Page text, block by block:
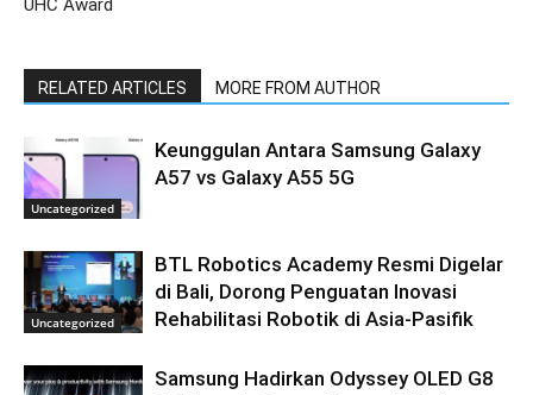
UHC Award
RELATED ARTICLES MORE FROM AUTHOR
Uncategorized
Keunggulan Antara Samsung Galaxy
A57 vs Galaxy A55 5G
Uncategorized
BTL Robotics Academy Resmi Digelar
di Bali, Dorong Penguatan Inovasi
Rehabilitasi Robotik di Asia-Pasifik
Samsung Hadirkan Odyssey OLED G8